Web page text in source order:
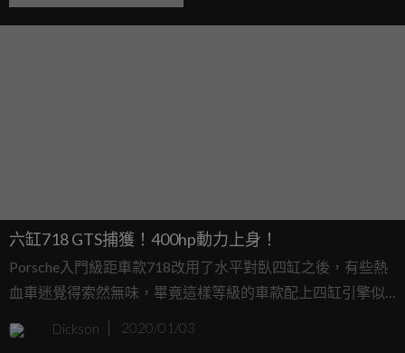
六缸718 GTS捕獲！400hp動力上身！
Porsche入門級距車款718改用了水平對臥四缸之後，有些熱
血車迷覺得索然無味，畢竟這樣等級的車款配上四缸引擎似
乎有些說不過去，維持了水平對臥的傳統但是少了兩個汽缸
就是怪怪的，如果要買到水平對臥六也不是不行，那就必須
Dickson 2020/01/03